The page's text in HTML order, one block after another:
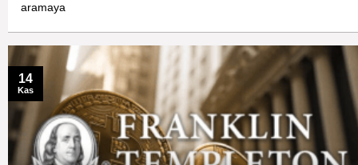
aramaya
14
Kas